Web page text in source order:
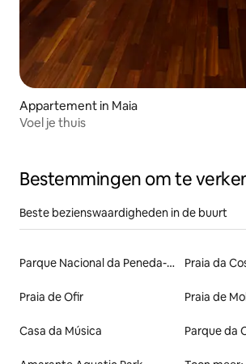
Appartement in Maia
Voel je thuis
Bestemmingen om te
Beste bezienswaardigheden in de buurt
Parque Nacional da Peneda-Gerês Praia da
Praia de Ofir Praia de
Casa da Música Parque da